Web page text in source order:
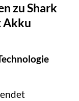
zu Shark
Akku